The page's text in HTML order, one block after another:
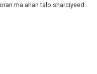
ma ahan talo sharciyeed.